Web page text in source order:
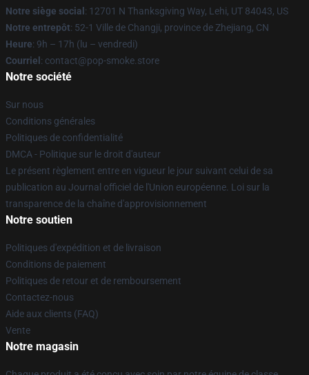
Notre siège social : 12701 N Thanksgiving Way, Lehi, UT 84043, US
Notre entrepôt: 52-1 Ville de Changji, province de Zhejiang, CN
Heure: 9h – 17h (lu – vendredi)
Courriel : contact@pop-smoke.store
Notre société
Sur nous
Conditions générales
Politiques de confidentialité
DMCA - Politique sur le droit d'auteur
Le présent règlement entre en vigueur le jour suivant celui de sa
publication au Journal officiel de l'Union européenne. Loi sur la
transparence de la chaîne d'approvisionnement
Notre soutien
Politiques d'expédition et de livraison
Conditions de paiement
Politiques de retour et de remboursement
Contactez-nous
Aide aux clients (FAQ)
Vente
Notre magasin